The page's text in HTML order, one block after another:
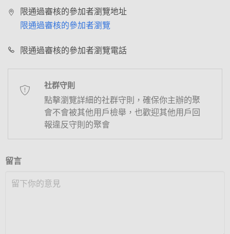
限通過審核的參加者瀏覽地址
限通過審核的參加者瀏覽
限通過審核的參加者瀏覽電話
社群守則
點擊瀏覽詳細的社群守則，確保你主辦的聚
會不會被其他用戶檢舉，也歡迎其他用戶回
報違反守則的聚會
留言